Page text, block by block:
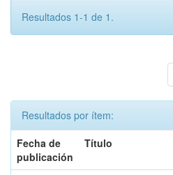
Resultados 1-1 de 1.
Resultados por ítem:
Fecha de
publicación
Título